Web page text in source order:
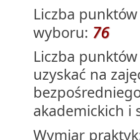
Liczba
wyboru: 76
Liczba
uzyskać na
akademickich
Wymiar